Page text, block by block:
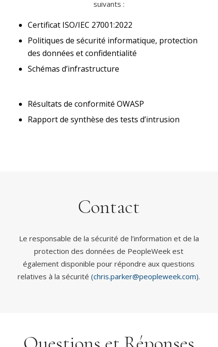
suivants :
Certificat ISO/IEC 27001:2022
Politiques de sécurité informatique, protection
des données et confidentialité
Schémas d’infrastructure
Résultats de conformité OWASP
Rapport de synthèse des tests d’intrusion
Contact
Le responsable de la sécurité de l’information et de la
protection des données de PeopleWeek est
également disponible pour répondre aux questions
relatives à la sécurité(chris.parker@peopleweek.com).